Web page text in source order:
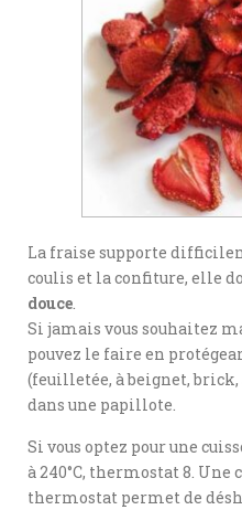
La fraise supporte
coulis et la confiture, elle
douce
Si jamais vous souhaitez
pouvez le faire en
(feuilletée, à beignet,
dans une papillote.
Si vous optez pour une
à 240°C, thermostat 8. Une
thermostat permet de